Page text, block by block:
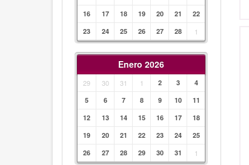
16
17 18 19 20 21
22
23
24 25 26 27 28 1
Enero 2026
29 30 31 1 2 3
4
5
6 7 8 9 10
11
12
13 14 15 16 17
18
19
20 21 22 23 24
25
26
27 28 29 30 31 1